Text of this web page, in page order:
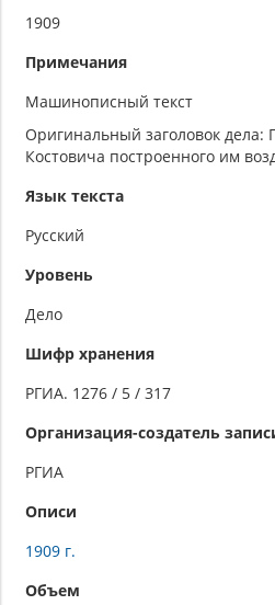
1909
Примечания
Машинописный текст
Оригинальный заголовок дела:
Костовича построенного им
Язык текста
Русский
Уровень
Дело
Шифр хранения
РГИА. 1276 / 5 / 317
Организация-создатель
РГИА
Описи
1909 г.
Объем